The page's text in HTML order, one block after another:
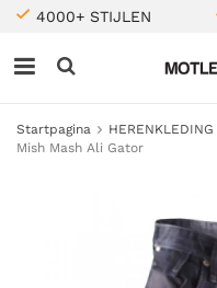
4000+ STIJLEN
Startpagina HERENKLEDING
Mish Mash Ali Gator